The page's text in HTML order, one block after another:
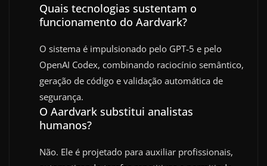
Quais tecnologias sustentam o
funcionamento do Aardvark?
O sistema é impulsionado pelo GPT‑5 e pelo
OpenAI Codex, combinando raciocínio semântico,
geração de código e validação automática de
segurança.
O Aardvark substitui analistas
humanos?
Não. Ele é projetado para auxiliar profissionais,